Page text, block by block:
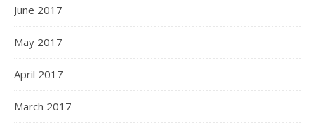
June 2017
May 2017
April 2017
March 2017